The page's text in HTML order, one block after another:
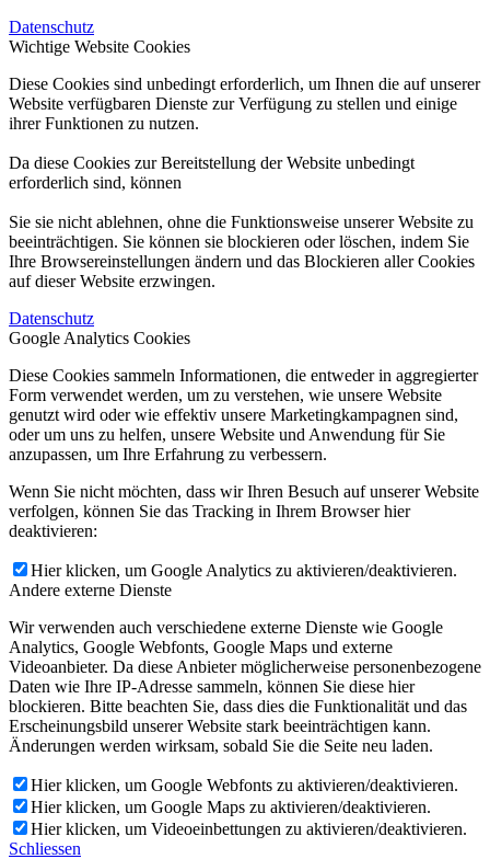
Datenschutz
Wichtige Website Cookies
Diese Cookies sind unbedingt erforderlich, um Ihnen die auf unserer
Website verfügbaren Dienste zur Verfügung zu stellen und einige
ihrer Funktionen zu nutzen.
Da diese Cookies zur Bereitstellung der Website unbedingt
erforderlich sind, können
Sie sie nicht ablehnen, ohne die Funktionsweise unserer Website zu
beeinträchtigen. Sie können sie blockieren oder löschen, indem Sie
Ihre Browsereinstellungen ändern und das Blockieren aller Cookies
auf dieser Website erzwingen.
Datenschutz
Google Analytics Cookies
Diese Cookies sammeln Informationen, die entweder in aggregierter
Form verwendet werden, um zu verstehen, wie unsere Website
genutzt wird oder wie effektiv unsere Marketingkampagnen sind,
oder um uns zu helfen, unsere Website und Anwendung für Sie
anzupassen, um Ihre Erfahrung zu verbessern.
Wenn Sie nicht möchten, dass wir Ihren Besuch auf unserer Website
verfolgen, können Sie das Tracking in Ihrem Browser hier
deaktivieren:
Hier klicken, um Google Analytics zu aktivieren/deaktivieren.
Andere externe Dienste
Wir verwenden auch verschiedene externe Dienste wie Google
Analytics, Google Webfonts, Google Maps und externe
Videoanbieter. Da diese Anbieter möglicherweise personenbezogene
Daten wie Ihre IP-Adresse sammeln, können Sie diese hier
blockieren. Bitte beachten Sie, dass dies die Funktionalität und das
Erscheinungsbild unserer Website stark beeinträchtigen kann.
Änderungen werden wirksam, sobald Sie die Seite neu laden.
Hier klicken, um Google Webfonts zu aktivieren/deaktivieren.
Hier klicken, um Google Maps zu aktivieren/deaktivieren.
Hier klicken, um Videoeinbettungen zu aktivieren/deaktivieren.
Schliessen